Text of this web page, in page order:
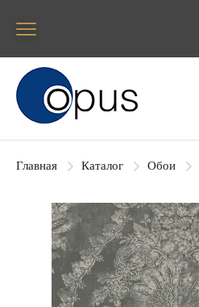
Блок поиска
Главная Каталог Обои